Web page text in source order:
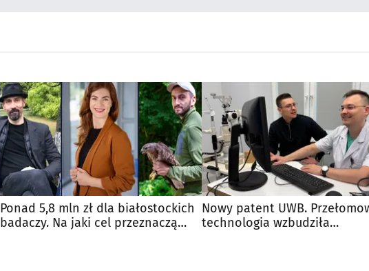
Ponad 5,8 mln zł dla białostockich
badaczy. Na jaki cel przeznaczą
Nowy patent UWB.
technologia wzbudziła